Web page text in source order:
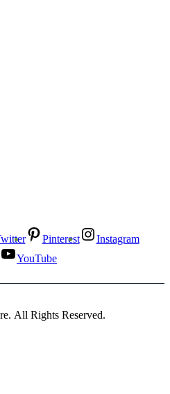
Pinterest
Instagram
YouTube
All Rights Reserved.